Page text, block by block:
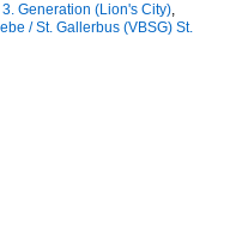
Generation (Lion's City),
/ St. Gallerbus (VBSG) St.